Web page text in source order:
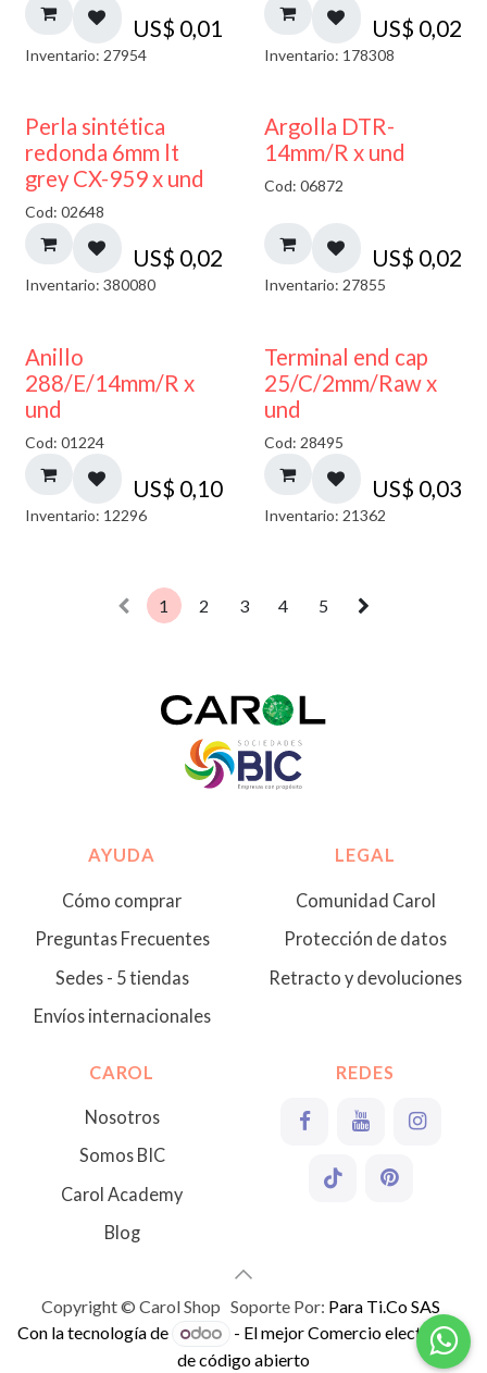
US$ 0,01
Inventario: 27954
US$ 0,02
Inventario: 178308
Perla sintética
redonda 6mm lt
grey CX-959 x und
Cod: 02648
US$ 0,02
Inventario: 380080
Argolla DTR-
14mm/R x und
Cod: 06872
US$ 0,02
Inventario: 27855
Anillo
288/E/14mm/R x
und
Cod: 01224
US$ 0,10
Inventario: 12296
Terminal end cap
25/C/2mm/Raw x
und
Cod: 28495
US$ 0,03
Inventario: 21362
1 2 3 4 5
AYUDA
Cómo comprar
Preguntas Frecuentes
Sedes - 5 tiendas
Envíos internacionales
LEGAL
Comunidad Carol
Protección de datos
Retracto y devoluciones
CAROL
Nosotros
Somos BIC
Carol Academy
Blog
REDES
Copyright © Carol Shop Soporte Por: Para Ti.Co SAS
Con la tecnología de
- El mejorComercio electrónico
de código abierto